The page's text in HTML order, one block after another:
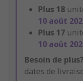
Plus 18
10 août
Plus 17
10 août
Besoin de plus?
dates de